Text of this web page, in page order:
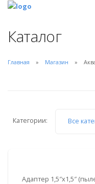
Каталог
Главная Магазин
Категории: Все
Адаптер 1,5″х1,5″